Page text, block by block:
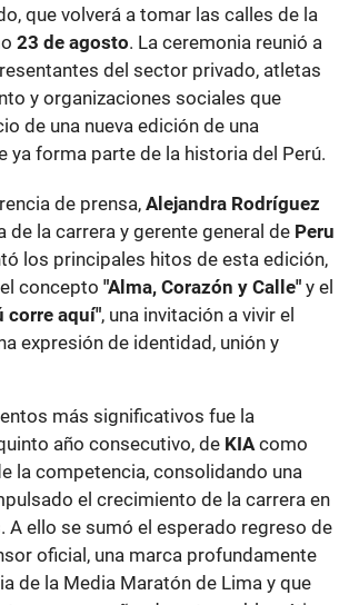
que volverá a tomar las calles de la
23 de agosto. La ceremonia reunió a
del sector privado, atletas
y organizaciones sociales que
de una nueva edición de una
ya forma parte de la historia del Perú.
de prensa, Alejandra Rodríguez
de la carrera y gerente general de Peru
los principales hitos de esta edición,
concepto "Alma, Corazón y Calle" y el
corre aquí", una invitación a vivir el
expresión de identidad, unión y
más significativos fue la
año consecutivo, de KIAcomo
la competencia, consolidando una
el crecimiento de la carrera en
A ello se sumó el esperado regreso de
oficial, una marca profundamente
de la Media Maratón de Lima y que